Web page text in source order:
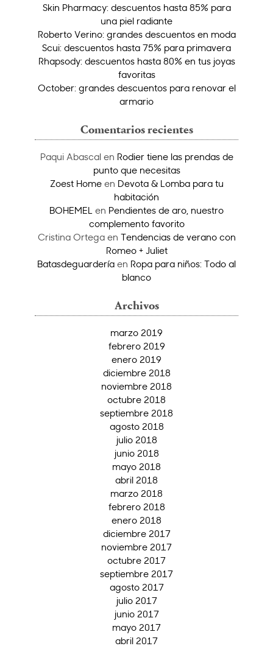
Skin Pharmacy: descuentos hasta 85% para
una piel radiante
Roberto Verino: grandes descuentos en moda
Scui: descuentos hasta 75% para primavera
Rhapsody: descuentos hasta 80% en tus joyas
favoritas
October: grandes descuentos para renovar el
armario
Comentarios recientes
Paqui Abascalen Rodier tiene las prendas de
punto que necesitas
Zoest Homeen Devota & Lomba para tu
habitación
BOHEMEL en Pendientes de aro, nuestro
complemento favorito
Cristina Ortegaen Tendencias de verano con
Romeo + Juliet
Batasdeguardería en Ropa para niños: Todo al
blanco
Archivos
marzo 2019
febrero 2019
enero 2019
diciembre 2018
noviembre 2018
octubre 2018
septiembre 2018
agosto 2018
julio 2018
junio 2018
mayo 2018
abril 2018
marzo 2018
febrero 2018
enero 2018
diciembre 2017
noviembre 2017
octubre 2017
septiembre 2017
agosto 2017
julio 2017
junio 2017
mayo 2017
abril 2017